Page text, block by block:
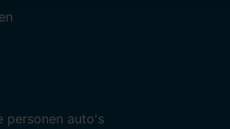
personen auto's